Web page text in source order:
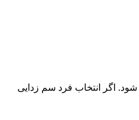
اگر انتخاب فرد سم زدایی